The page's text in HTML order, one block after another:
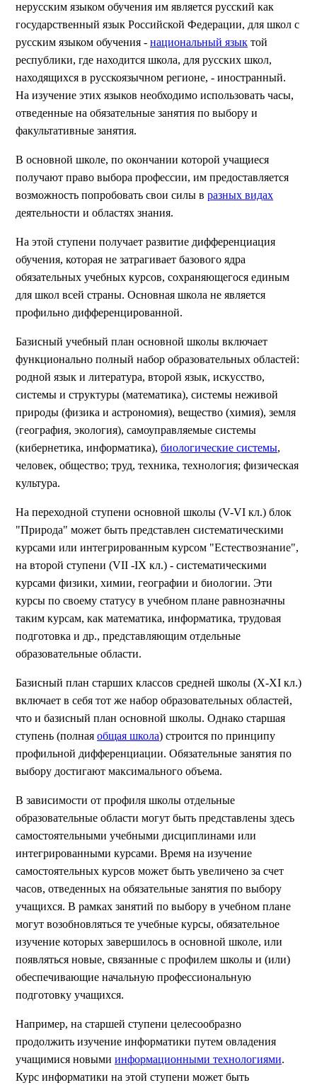
нерусским языком обучения им является русский как
государственный язык Российской Федерации, для школ с
русским языком обучения - национальный язык той
республики, где находится школа, для русских школ,
находящихся в русскоязычном регионе, - иностранный.
На изучение этих языков необходимо использовать часы,
отведенные на обязательные занятия по выбору и
факультативные занятия.
В основной школе, по окончании которой учащиеся
получают право выбора профессии, им предоставляется
возможность попробовать свои силы в разных видах
деятельности и областях знания.
На этой ступени получает развитие дифференциация
обучения, которая не затрагивает базового ядра
обязательных учебных курсов, сохраняющегося единым
для школ всей страны. Основная школа не является
профильно дифференцированной.
Базисный учебный план основной школы включает
функционально полный набор образовательных областей:
родной язык и литература, второй язык, искусство,
системы и структуры (математика), системы неживой
природы (физика и астрономия), вещество (химия), земля
(география, экология), самоуправляемые системы
(кибернетика, информатика), биологические системы,
человек, общество; труд, техника, технология; физическая
культура.
На переходной ступени основной школы (V-VI кл.) блок
"Природа" может быть представлен систематическими
курсами или интегрированным курсом "Естествознание",
на второй ступени (VII -IX кл.) - систематическими
курсами физики, химии, географии и биологии. Эти
курсы по своему статусу в учебном плане равнозначны
таким курсам, как математика, информатика, трудовая
подготовка и др., представляющим отдельные
образовательные области.
Базисный план старших классов средней школы (X-XI кл.)
включает в себя тот же набор образовательных областей,
что и базисный план основной школы. Однако старшая
ступень (полная общая школа) строится по принципу
профильной дифференциации. Обязательные занятия по
выбору достигают максимального объема.
В зависимости от профиля школы отдельные
образовательные области могут быть представлены здесь
самостоятельными учебными дисциплинами или
интегрированными курсами. Время на изучение
самостоятельных курсов может быть увеличено за счет
часов, отведенных на обязательные занятия по выбору
учащихся. В рамках занятий по выбору в учебном плане
могут возобновляться те учебные курсы, обязательное
изучение которых завершилось в основной школе, или
появляться новые, связанные с профилем школы и (или)
обеспечивающие начальную профессиональную
подготовку учащихся.
Например, на старшей ступени целесообразно
продолжить изучение информатики путем овладения
учащимися новыми информационными технологиями.
Курс информатики на этой ступени может быть